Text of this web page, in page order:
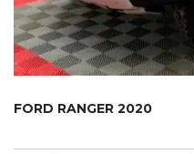
FORD RANGER 2020